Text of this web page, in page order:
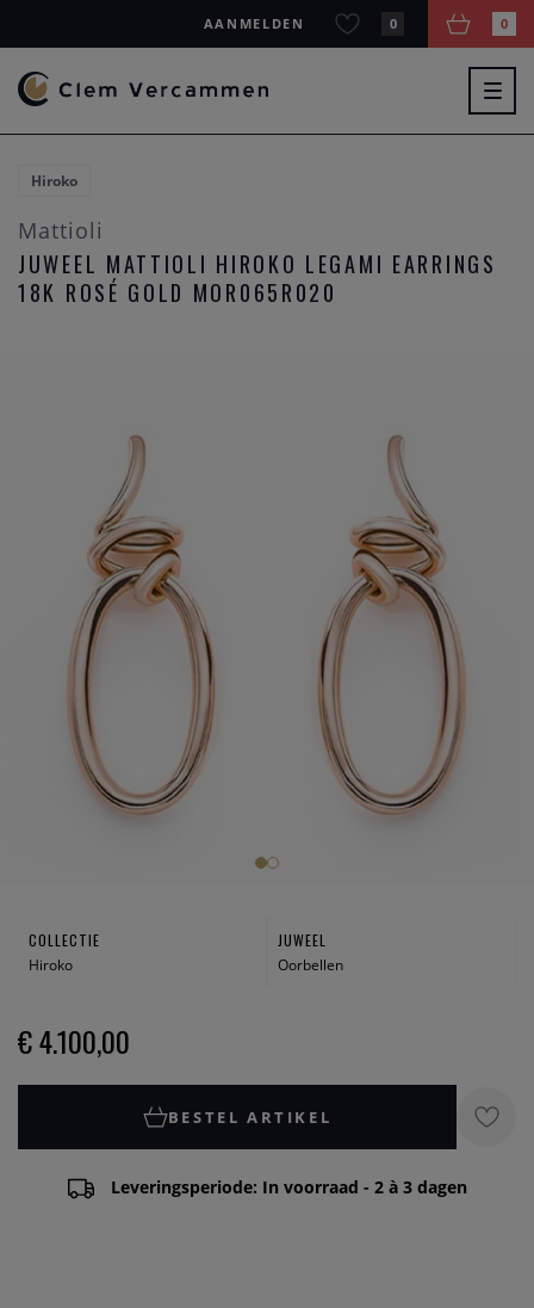
AANMELDEN 0 0
Hiroko
Mattioli
JUWEEL MATTIOLI HIROKO LEGAMI EARRINGS
18K ROSÉ GOLD MOR065R020
COLLECTIE
Hiroko
JUWEEL
Oorbellen
€ 4.100,00
BESTEL ARTIKEL
Leveringsperiode: In voorraad - 2 à 3 dagen